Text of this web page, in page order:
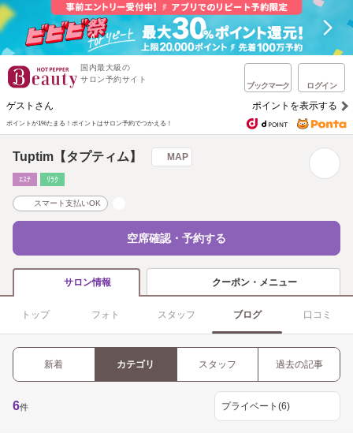
国内最大級の
サロン予約サイト
ブックマーク ログイン
ゲストさん ポイントを表示する
ポイントが1%たまる！ ポイントはサロン予約でつかえる！
Tuptim【タプティム】 MAP
ｴｽﾃ ﾘﾗｸ
スマート支払いOK
空席確認・予約する
サロン情報 クーポン・メニュー
トップ フォト スタッフ ブログ 口コミ
新着 カテゴリ スタッフ 過去の記事
6件